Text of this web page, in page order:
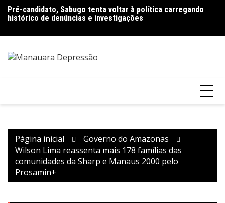
para
conteúdo
Pré-candidato, Sabugo tenta voltar à política carregando
histórico de denúncias e investigações
Bolsonaro pede ao STF para receber os filhos no Dia dos
Pais
Página inicial
Governo do Amazonas
Wilson Lima reassenta mais 178 famílias das
comunidades da Sharp e Manaus 2000 pelo
Prosamin+